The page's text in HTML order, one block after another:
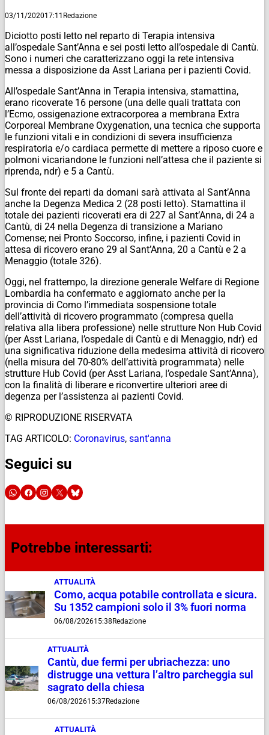
03/11/202017:11 Redazione
Diciotto posti letto nel reparto di Terapia intensiva
all’ospedale Sant’Anna e sei posti letto all’ospedale di Cantù.
Sono i numeri che caratterizzano oggi la rete intensiva
messa a disposizione da Asst Lariana per i pazienti Covid.
All’ospedale Sant’Anna in Terapia intensiva, stamattina,
erano ricoverate 16 persone (una delle quali trattata con
l’Ecmo, ossigenazione extracorporea a membrana Extra
Corporeal Membrane Oxygenation, una tecnica che supporta
le funzioni vitali e in condizioni di severa insufficienza
respiratoria e/o cardiaca permette di mettere a riposo cuore e
polmoni vicariandone le funzioni nell’attesa che il paziente si
riprenda, ndr) e 5 a Cantù.
Sul fronte dei reparti da domani sarà attivata al Sant’Anna
anche la Degenza Medica 2 (28 posti letto). Stamattina il
totale dei pazienti ricoverati era di 227 al Sant’Anna, di 24 a
Cantù, di 24 nella Degenza di transizione a Mariano
Comense; nei Pronto Soccorso, infine, i pazienti Covid in
attesa di ricovero erano 29 al Sant’Anna, 20 a Cantù e 2 a
Menaggio (totale 326).
Oggi, nel frattempo, la direzione generale Welfare di Regione
Lombardia ha confermato e aggiornato anche per la
provincia di Como l’immediata sospensione totale
dell’attività di ricovero programmato (compresa quella
relativa alla libera professione) nelle strutture Non Hub Covid
(per Asst Lariana, l’ospedale di Cantù e di Menaggio, ndr) ed
una significativa riduzione della medesima attività di ricovero
(nella misura del 70-80% dell’attività programmata) nelle
strutture Hub Covid (per Asst Lariana, l’ospedale Sant’Anna),
con la finalità di liberare e riconvertire ulteriori aree di
degenza per l’assistenza ai pazienti Covid.
© RIPRODUZIONE RISERVATA
TAG ARTICOLO: Coronavirus, sant'anna
Seguici su
Potrebbe interessarti:
ATTUALITÀ
Como, acqua potabile controllata e sicura.
Su 1352 campioni solo il 3% fuori norma
06/08/202615:38 Redazione
ATTUALITÀ
Cantù, due fermi per ubriachezza: uno
distrugge una vettura l’altro parcheggia sul
sagrato della chiesa
06/08/202615:37Redazione
ATTUALITÀ